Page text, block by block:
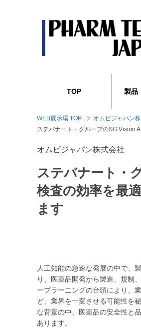
TOP 製品
WEB展示場 TOP
オムピジャパン
ステバナート・グループのSG Vision
オムピジャパン株式会社
ステバナート・
検査の効率を最
ます
人工知能の急速な発展の中で、
り、医薬品開発から製造、規制
ープラーニングの台頭により、
ど、業界を一変させる可能性を
な背景の中、医薬品の安全性と
あります。